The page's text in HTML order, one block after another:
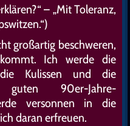
– „Mit Toleranz,
großartig beschweren,
Ich werde die
Kulissen und die
90er-Jahre-
versonnen in die
daran erfreuen.